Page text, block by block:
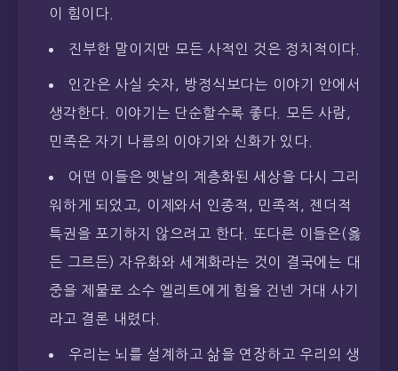
이 힘이다.
진부한 말이지만 모든 사적인 것은 정치적이다.
인간은 사실 숫자, 방정식보다는 이야기 안에서
생각한다. 이야기는 단순할수록 좋다. 모든 사람,
민족은 자기 나름의 이야기와 신화가 있다.
어떤 이들은 옛날의 계층화된 세상을 다시 그리
워하게 되었고, 이제와서 인종적, 민족적, 젠더적
특권을 포기하지 않으려고 한다. 또다른 이들은(옳
든 그르든) 자유화와 세계화라는 것이 결국에는 대
중을 제물로 소수 엘리트에게 힘을 건넨 거대 사기
라고 결론 내렸다.
우리는 뇌를 설계하고 삶을 연장하고 우리의 생